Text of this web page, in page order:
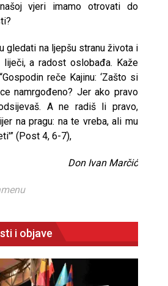
vjeri imamo otrovati do
gledati na ljepšu stranu života i
liječi, a radost oslobađa. Kaže
reče Kajinu: ‘Zašto si
namrgođeno? Jer ako pravo
A ne radiš li pravo,
na pragu: na te vreba, ali mu
(Post 4, 6-7),
Don Ivan Marčić
i objave